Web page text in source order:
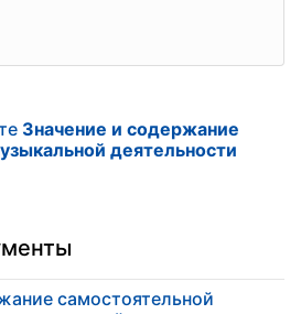
Значение и содержание
деятельности
самостоятельной